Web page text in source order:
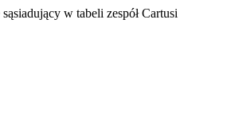
w tabeli zespół Cartusi